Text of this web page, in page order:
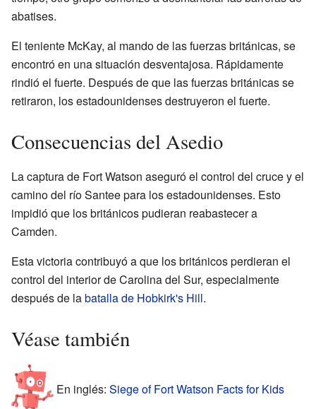
abatises.
El teniente McKay, al mando de las fuerzas británicas, se
encontró en una situación desventajosa. Rápidamente
rindió el fuerte. Después de que las fuerzas británicas se
retiraron, los estadounidenses destruyeron el fuerte.
Consecuencias del Asedio
La captura de Fort Watson aseguró el control del cruce y el
camino del río Santee para los estadounidenses. Esto
impidió que los británicos pudieran reabastecer a
Camden.
Esta victoria contribuyó a que los británicos perdieran el
control del interior de Carolina del Sur, especialmente
después de labatalla de Hobkirk's Hill.
Véase también
En inglés: Siege of Fort Watson Facts for Kids